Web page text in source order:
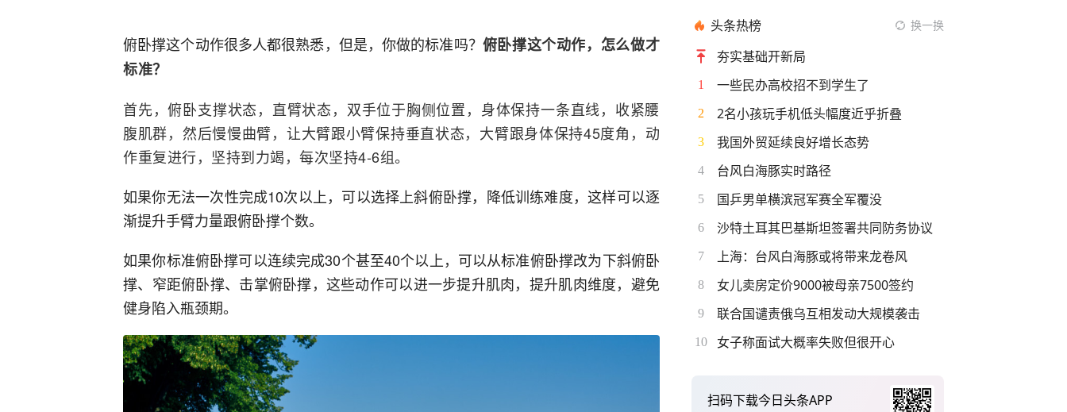
俯卧撑这个动作很多人都很熟悉，但是，你做的标准吗？ 俯卧撑这个动作，怎么做才
标准？
首先，俯卧支撑状态，直臂状态，双手位于胸侧位置，身体保持一条直线，收紧腰
腹肌群，然后慢慢曲臂，让大臂跟小臂保持垂直状态，大臂跟身体保持45度角，动
作重复进行，坚持到力竭，每次坚持4-6组。
如果你无法一次性完成10次以上，可以选择上斜俯卧撑，降低训练难度，这样可以逐
渐提升手臂力量跟俯卧撑个数。
如果你标准俯卧撑可以连续完成30个甚至40个以上，可以从标准俯卧撑改为下斜俯卧
撑、窄距俯卧撑、击掌俯卧撑，这些动作可以进一步提升肌肉，提升肌肉维度，避免
健身陷入瓶颈期。
头条热榜 换一换
夯实基础开新局
1 一些民办高校招不到学生了
2 2名小孩玩手机低头幅度近乎折叠
3 我国外贸延续良好增长态势
4 台风白海豚实时路径
5 国乒男单横滨冠军赛全军覆没
6 沙特土耳其巴基斯坦签署共同防务协议
7 上海：台风白海豚或将带来龙卷风
8 女儿卖房定价9000被母亲7500签约
9 联合国谴责俄乌互相发动大规模袭击
10 女子称面试大概率失败但很开心
扫码下载今日头条APP